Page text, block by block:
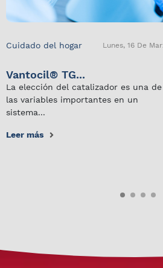
Cuidado del hogar Lunes, 16 De
Vantocil® TG...
La elección del catalizador es una de
las variables importantes en un
sistema...
Leer más